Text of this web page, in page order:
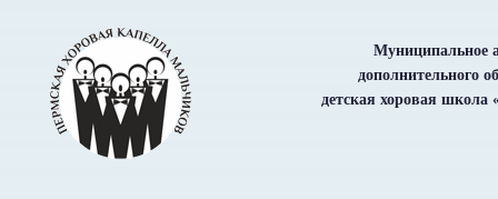
Муниципальное
дополнительного
детская хоровая школа